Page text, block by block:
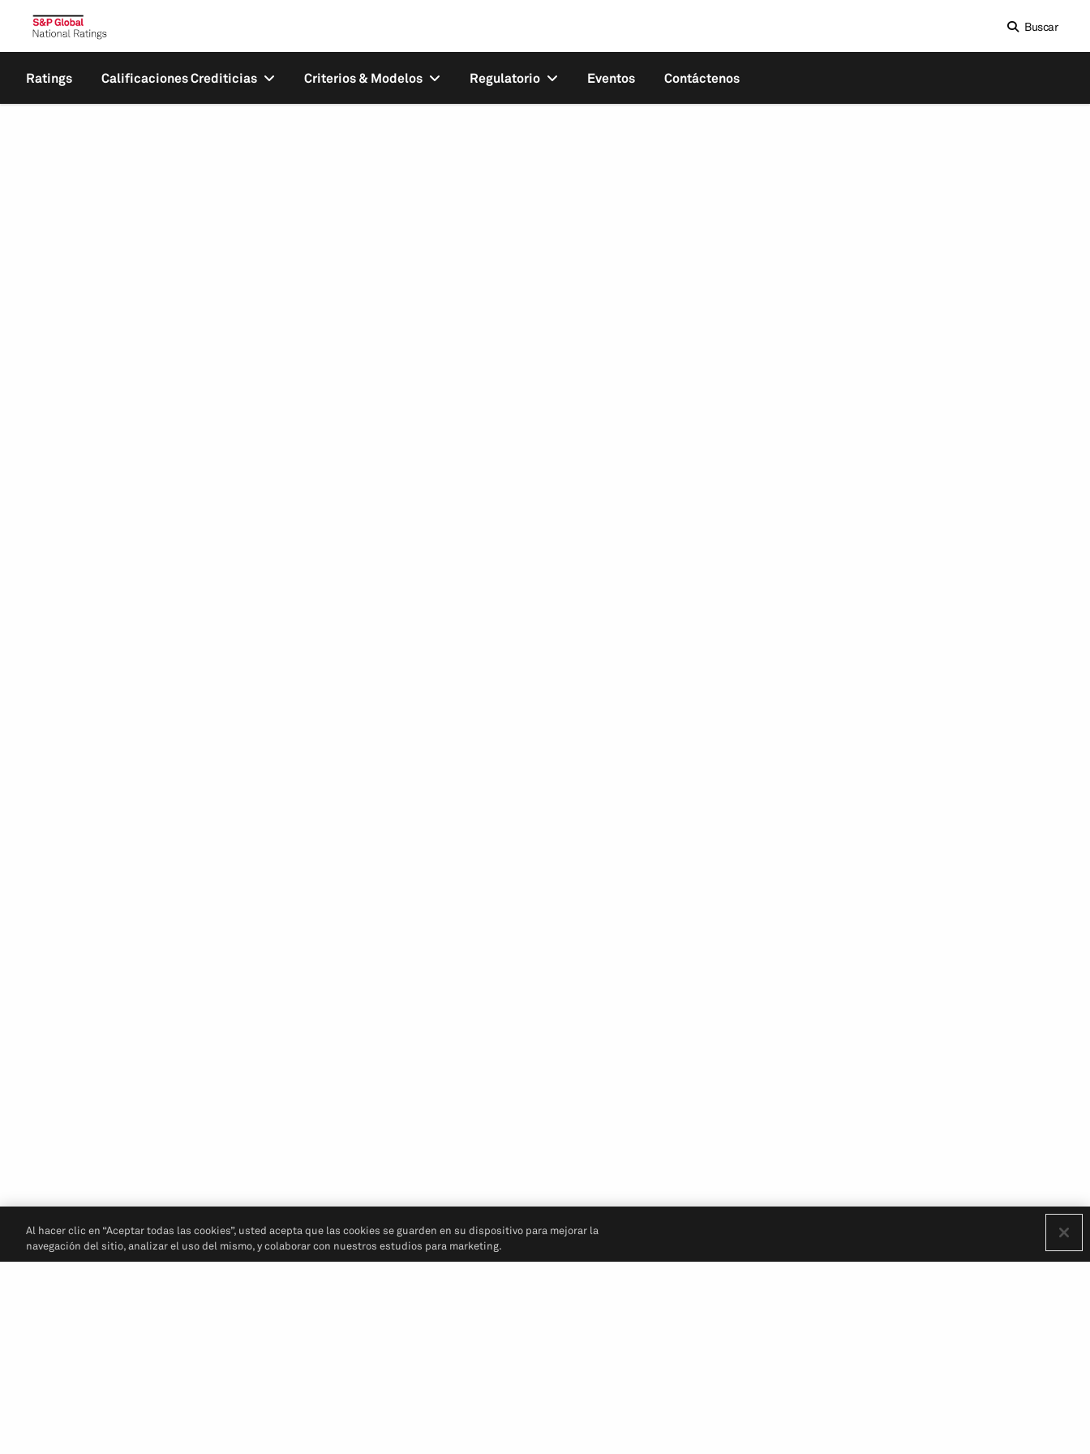
Buscar
Ratings Calificaciones Crediticias Criterios & Modelos Regulatorio Eventos Contáctenos
Al hacer clic en “Aceptar todas las cookies”, usted acepta que las cookies se guarden en su dispositivo para mejorar la
navegación del sitio, analizar el uso del mismo, y colaborar con nuestros estudios para marketing.